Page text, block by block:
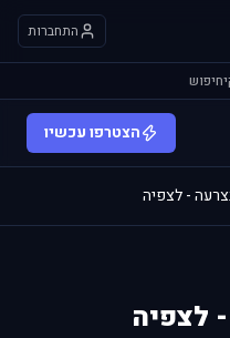
התחברות
חיפוש
הצטרפו עכשיו
- לצפיה
לצפיה